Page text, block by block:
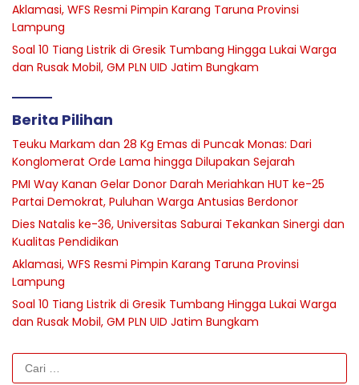
Aklamasi, WFS Resmi Pimpin Karang Taruna Provinsi
Lampung
Soal 10 Tiang Listrik di Gresik Tumbang Hingga Lukai Warga
dan Rusak Mobil, GM PLN UID Jatim Bungkam
Berita Pilihan
Teuku Markam dan 28 Kg Emas di Puncak Monas: Dari
Konglomerat Orde Lama hingga Dilupakan Sejarah
PMI Way Kanan Gelar Donor Darah Meriahkan HUT ke-25
Partai Demokrat, Puluhan Warga Antusias Berdonor
Dies Natalis ke-36, Universitas Saburai Tekankan Sinergi dan
Kualitas Pendidikan
Aklamasi, WFS Resmi Pimpin Karang Taruna Provinsi
Lampung
Soal 10 Tiang Listrik di Gresik Tumbang Hingga Lukai Warga
dan Rusak Mobil, GM PLN UID Jatim Bungkam
Cari
untuk: